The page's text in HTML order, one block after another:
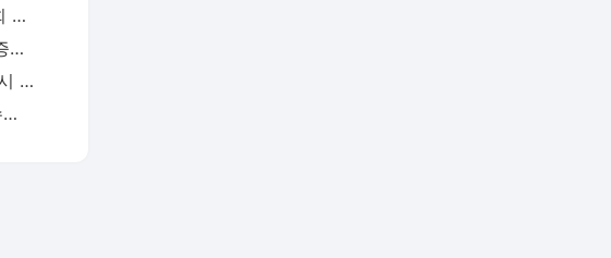
‘무더위를 가르는 시원한 샷 대결’ 제13회 제주삼다수 마스터스 개막 - 뉴스와이어
한국기업보안, 라움소프트와 손잡고 인증서 관리 솔루션 일본 시장 공략 - 뉴스와이어
‘제19회 코리아오픈 주니어·시니어 스쿼시 챔피언십’ 개최 - 뉴스와이어
‘2026 부산국제마케팅광고제’ 특별상 수상자 발표 - 뉴스와이어